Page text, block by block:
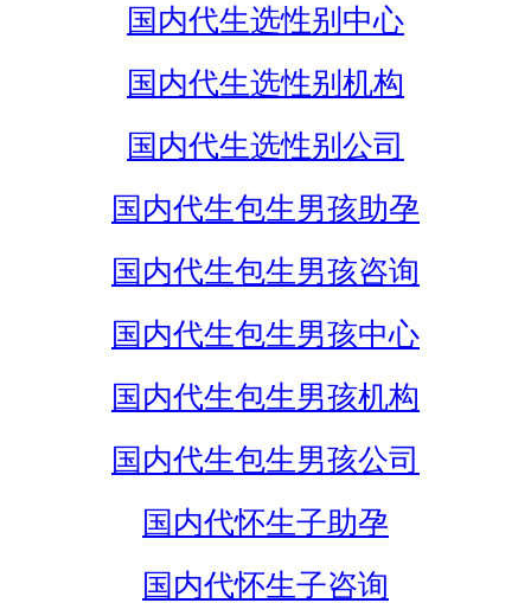
国内代生选性别中心
国内代生选性别机构
国内代生选性别公司
国内代生包生男孩助孕
国内代生包生男孩咨询
国内代生包生男孩中心
国内代生包生男孩机构
国内代生包生男孩公司
国内代怀生子助孕
国内代怀生子咨询